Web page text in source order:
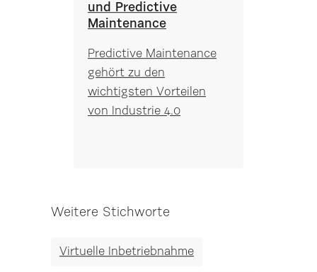
und Predictive
Maintenance
Predictive Maintenance
gehört zu den
wichtigsten Vorteilen
von Industrie 4.0
Weitere Stichworte
Virtuelle Inbetriebnahme